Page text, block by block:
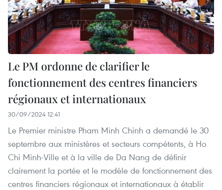
Le PM ordonne de clarifier le
fonctionnement des centres financiers
régionaux et internationaux
30/09/2024 12:41
Le Premier ministre Pham Minh Chinh a demandé le 30
septembre aux ministères et secteurs compétents, à Ho
Chi Minh-Ville et à la ville de Da Nang de définir
clairement la portée et le modèle de fonctionnement des
centres financiers régionaux et internationaux à établir